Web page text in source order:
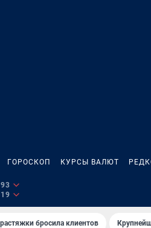
ГОРОСКОП КУРСЫ ВАЛЮТ
бросила клиентов